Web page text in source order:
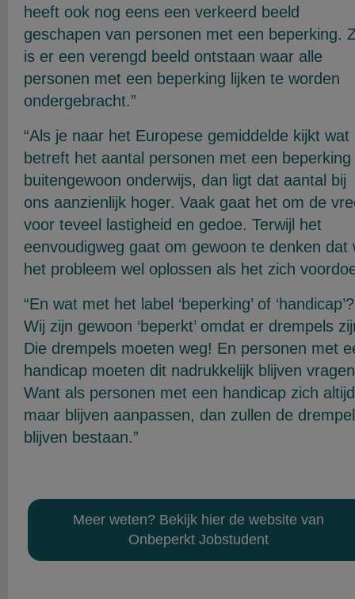
heeft ook nog eens een verkeerd beeld
geschapen van personen met een beperking.
is er een verengd beeld ontstaan waar alle
personen met een beperking lijken te worden
ondergebracht.”
“Als je naar het Europese gemiddelde kijkt wat
betreft het aantal personen met een beperking
buitengewoon onderwijs, dan ligt dat aantal bij
ons aanzienlijk hoger. Vaak gaat het om de
voor teveel lastigheid en gedoe. Terwijl het
eenvoudigweg gaat om gewoon te denken dat
het probleem wel oplossen als het zich
“En wat met het label ‘beperking’ of ‘handicap’?
Wij zijn gewoon ‘beperkt’ omdat er drempels
Die drempels moeten weg! En personen met
handicap moeten dit nadrukkelijk blijven
Want als personen met een handicap zich altijd
maar blijven aanpassen, dan zullen de
blijven bestaan.”
Meer weten? Bekijk hier de website van
Onbeperkt Jobstudent